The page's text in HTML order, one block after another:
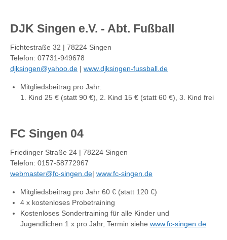
DJK Singen e.V. - Abt. Fußball
Fichtestraße 32 | 78224 Singen
Telefon: 07731-949678
djksingen@yahoo.de | www.djksingen-fussball.de
Mitgliedsbeitrag pro Jahr:
1. Kind 25 € (statt 90 €), 2. Kind 15 € (statt 60 €), 3. Kind frei
FC Singen 04
Friedinger Straße 24 | 78224 Singen
Telefon: 0157-58772967
webmaster@fc-singen.de| www.fc-singen.de
Mitgliedsbeitrag pro Jahr 60 € (statt 120 €)
4 x kostenloses Probetraining
Kostenloses Sondertraining für alle Kinder und
Jugendlichen 1 x pro Jahr, Termin siehe www.fc-singen.de